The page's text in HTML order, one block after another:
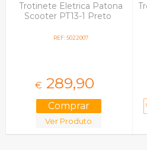
Trotinete Eletrica Patona
Scooter PT13-1 Preto
REF: 5022007
€ 289,90
Ver Produto